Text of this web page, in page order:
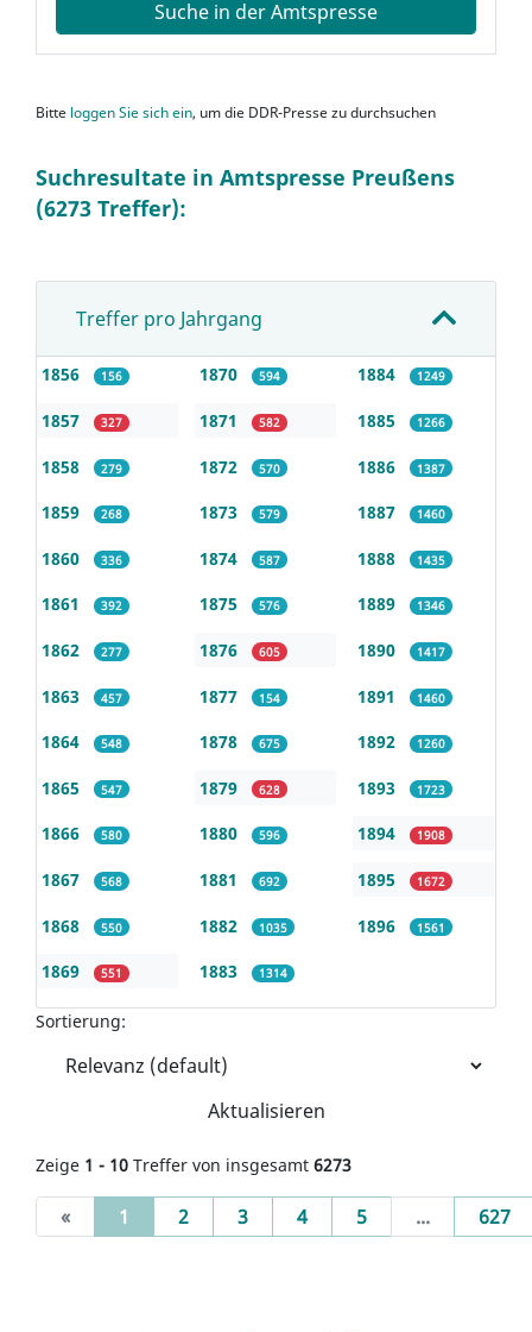
Suche in der Amtspresse
Bitte loggen Sie sich ein, um die DDR-Presse zu durchsuchen
Suchresultate in Amtspresse Preußens
(6273 Treffer):
Treffer pro Jahrgang
1856 156
1857 327
1858 279
1859 268
1860 336
1861 392
1862 277
1863 457
1864 548
1865 547
1866 580
1867 568
1868 550
1869 551
1870 594
1871 582
1872 570
1873 579
1874 587
1875 576
1876 605
1877 154
1878 675
1879 628
1880 596
1881 692
1882 1035
1883 1314
1884 1249
1885 1266
1886 1387
1887 1460
1888 1435
1889 1346
1890 1417
1891 1460
1892 1260
1893 1723
1894 1908
1895 1672
1896 1561
Sortierung:
Aktualisieren
Zeige 1 - 10 Treffer von insgesamt 6273
« 1 (current)
2 3 4 5 ... 627